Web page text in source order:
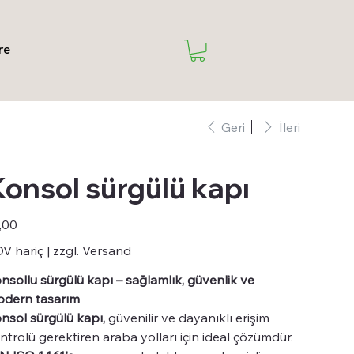
Geri İleri
sürgülü kapı
hariç | zzgl. Versand
sürgülü kapı – sağlamlık, güvenlik ve
tasarım
sürgülü kapı,güvenilir ve dayanıklı erişim
gerektiren araba yolları için ideal çözümdür.